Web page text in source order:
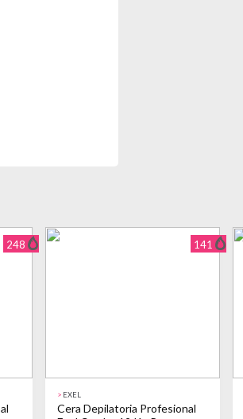
248 141
> EXEL
Cera Depilatoria Profesional